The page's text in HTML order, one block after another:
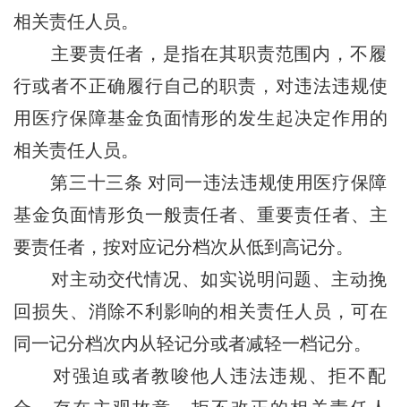
相关责任人员。
主要责任者，是指在其职责范围内，不履
行或者不正确履行自己的职责，对违法违规使
用医疗保障基金负面情形的发生起决定作用的
相关责任人员。
第三十三条 对同一违法违规使用医疗保障
基金负面情形负一般责任者、重要责任者、主
要责任者，按对应记分档次从低到高记分。
对主动交代情况、如实说明问题、主动挽
回损失、消除不利影响的相关责任人员，可在
同一记分档次内从轻记分或者减轻一档记分。
对强迫或者教唆他人违法违规、拒不配